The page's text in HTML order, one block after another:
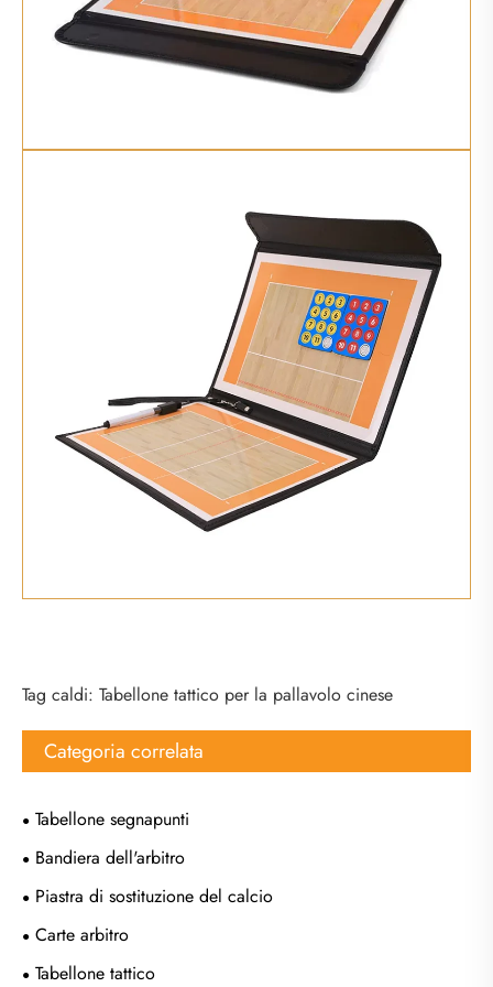
Tag caldi: Tabellone tattico per la pallavolo cinese
Categoria correlata
Tabellone segnapunti
Bandiera dell'arbitro
Piastra di sostituzione del calcio
Carte arbitro
Tabellone tattico